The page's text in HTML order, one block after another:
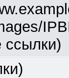
ссылки)